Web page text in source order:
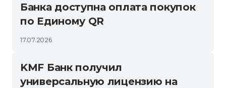
Банка доступна оплата покупок
по Единому QR
17.07.2026
KMF Банк получил
универсальную лицензию на